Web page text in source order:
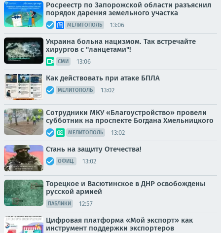
Росреестр по Запорожской области разъяснил
порядок дарения земельного участка
МЕЛИТОПОЛЬ 13:06
Украина больна нацизмом. Так встречайте
хирургов с "ланцетами"!
СМИ 13:06
Как действовать при атаке БПЛА
МЕЛИТОПОЛЬ 13:02
Сотрудники МКУ «Благоустройство» провели
субботник на проспекте Богдана Хмельницкого
МЕЛИТОПОЛЬ 13:02
Стань на защиту Отечества!
ОФИЦ. 13:02
Торецкое и Васютинское в ДНР освобождены
русской армией
ПАБЛИКИ 12:57
Цифровая платформа «Мой экспорт» как
инструмент поддержки экспортеров